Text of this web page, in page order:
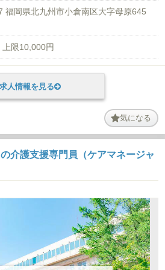
福岡県北九州市小倉南区大字母原645
限10,000円
求人情報を見る
気になる
介護支援専門員（ケアマネージャ